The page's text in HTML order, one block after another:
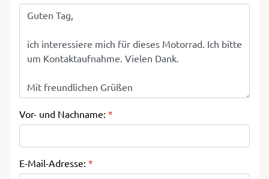
Vor- und Nachname: *
E-Mail-Adresse: *